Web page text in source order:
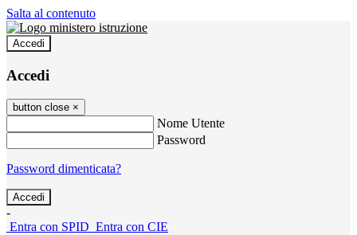
Salta al contenuto
Accedi
Accedi
button close ×
Nome Utente
Password
Password dimenticata?
-
Entra con SPID Entra con CIE